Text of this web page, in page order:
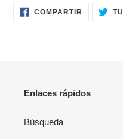
COMPARTIR
Enlaces rápidos
Búsqueda